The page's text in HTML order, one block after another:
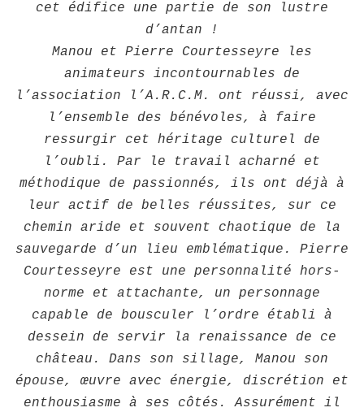
cet édifice une partie de son lustre
d’antan !
Manou et Pierre Courtesseyre les
animateurs incontournables de
l’association l’A.R.C.M. ont réussi, avec
l’ensemble des bénévoles, à faire
ressurgir cet héritage culturel de
l’oubli. Par le travail acharné et
méthodique de passionnés, ils ont déjà à
leur actif de belles réussites, sur ce
chemin aride et souvent chaotique de la
sauvegarde d’un lieu emblématique. Pierre
Courtesseyre est une personnalité hors-
norme et attachante, un personnage
capable de bousculer l’ordre établi à
dessein de servir la renaissance de ce
château. Dans son sillage, Manou son
épouse, œuvre avec énergie, discrétion et
enthousiasme à ses côtés. Assurément il